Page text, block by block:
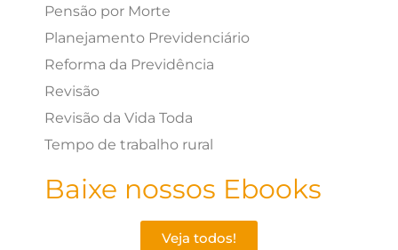
Pensão por Morte
Planejamento Previdenciário
Reforma da Previdência
Revisão
Revisão da Vida Toda
Tempo de trabalho rural
Baixe nossos Ebooks
Veja todos!